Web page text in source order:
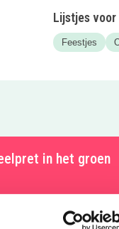
Lijstjes voor
Feestjes
in het groen
het speelbos van
over rotsen,